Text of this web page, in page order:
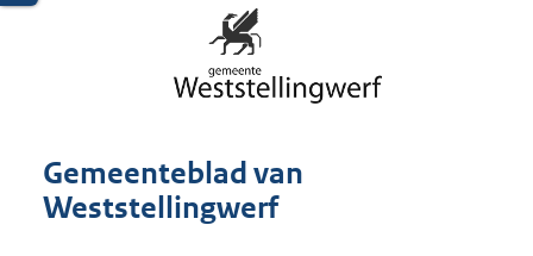
Gemeenteblad van
Weststellingwerf